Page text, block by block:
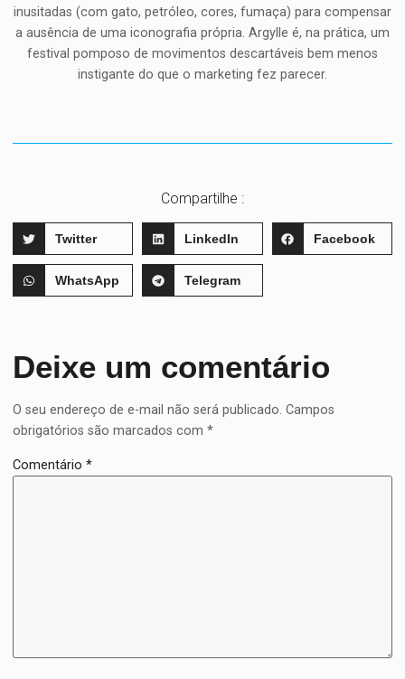
inusitadas (com gato, petróleo, cores, fumaça) para compensar
a ausência de uma iconografia própria. Argylle é, na prática, um
festival pomposo de movimentos descartáveis bem menos
instigante do que o marketing fez parecer.
Compartilhe :
Twitter LinkedIn Facebook
WhatsApp Telegram
Deixe um comentário
O seu endereço de e-mail não será publicado. Campos
obrigatórios são marcados com*
Comentário*